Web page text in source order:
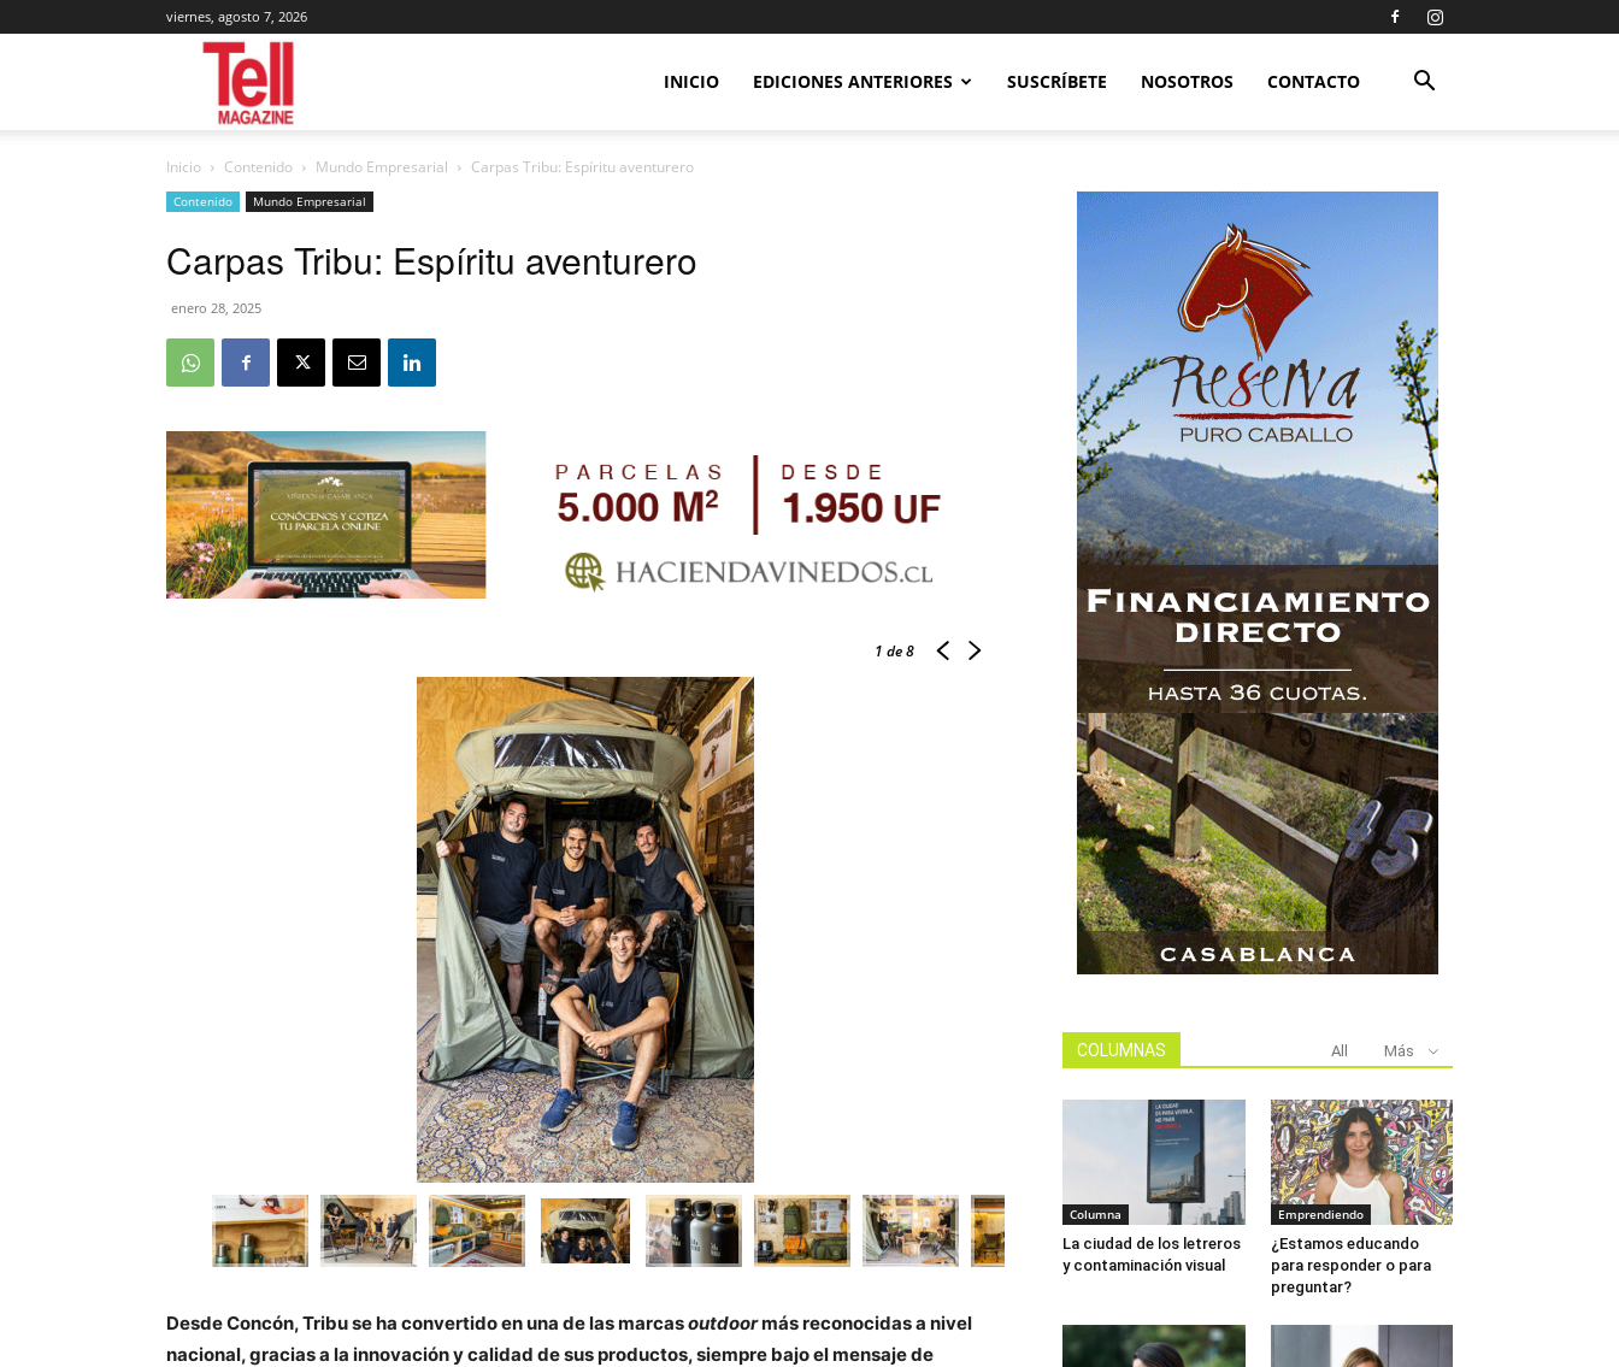
viernes, agosto 7, 2026
Magazine
INICIO EDICIONES ANTERIORES SUSCRÍBETE NOSOTROS CONTACTO
Inicio Contenido Mundo Empresarial Carpas Tribu: Espíritu aventurero
Contenido Mundo Empresarial
Carpas Tribu: Espíritu aventurero
enero 28, 2025
1 de 8
Desde Concón, Tribu se ha convertido en una de las marcasoutdoormás reconocidas a nivel
nacional, gracias a la innovación y calidad de sus productos, siempre bajo el mensaje de
COLUMNAS All Más
Columna
La ciudad de los letreros
y contaminación visual
Emprendiendo
¿Estamos educando
para responder o para
preguntar?